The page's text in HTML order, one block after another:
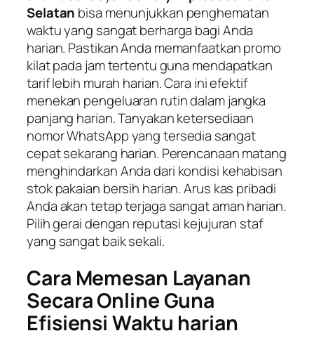
Selatan bisa menunjukkan penghematan
waktu yang sangat berharga bagi Anda
harian. Pastikan Anda memanfaatkan promo
kilat pada jam tertentu guna mendapatkan
tarif lebih murah harian. Cara ini efektif
menekan pengeluaran rutin dalam jangka
panjang harian. Tanyakan ketersediaan
nomor WhatsApp yang tersedia sangat
cepat sekarang harian. Perencanaan matang
menghindarkan Anda dari kondisi kehabisan
stok pakaian bersih harian. Arus kas pribadi
Anda akan tetap terjaga sangat aman harian.
Pilih gerai dengan reputasi kejujuran staf
yang sangat baik sekali.
Cara Memesan Layanan
Secara Online Guna
Efisiensi Waktu harian